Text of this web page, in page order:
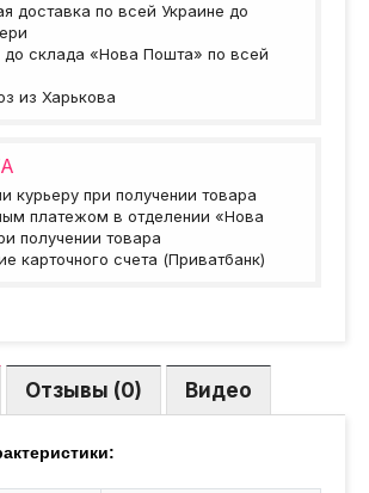
доставка по всей Украине до
до склада «Нова Пошта» по всей
из Харькова
курьеру при получении товара
платежом в отделении «Нова
получении товара
карточного счета (Приватбанк)
Отзывы (0) Видео